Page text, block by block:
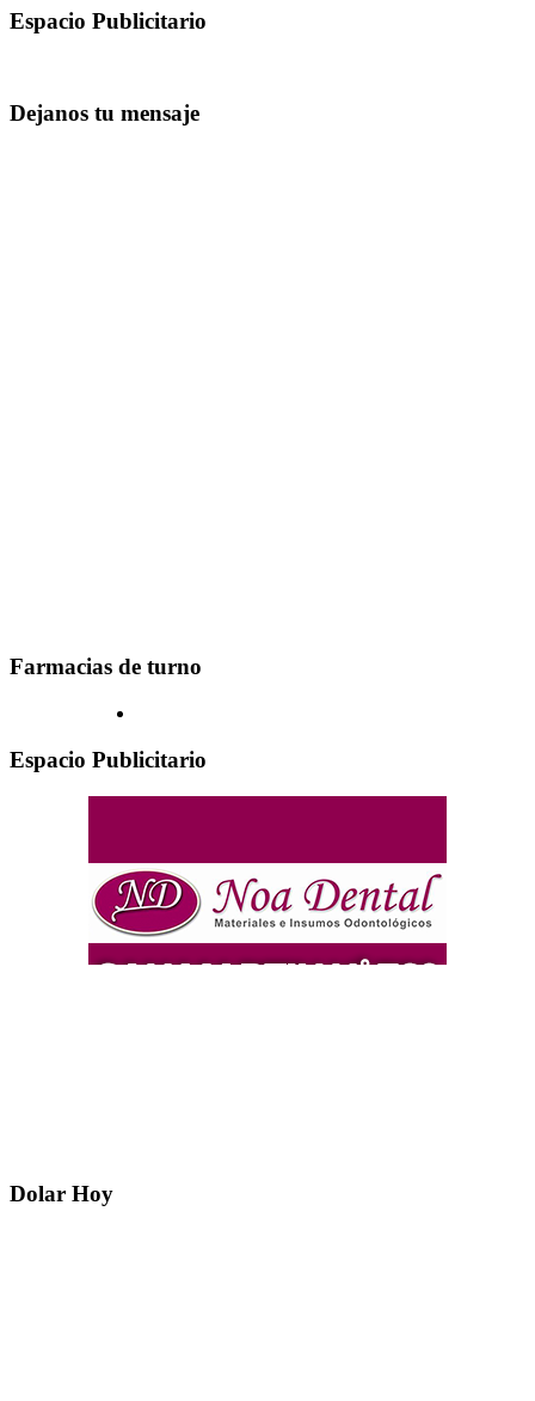
Espacio Publicitario
Dejanos tu mensaje
Farmacias de turno
Espacio Publicitario
Dolar Hoy